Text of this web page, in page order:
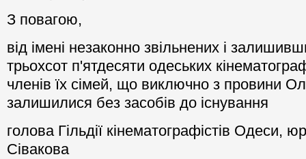
таки прислухається.
З повагою,
від імені незаконно звільнених і
трьохсот п'ятдесяти одеських
залишилися без засобів до існування